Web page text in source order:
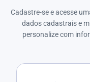
Cadastre-se e acesse
dados cadastrais e
personalize com